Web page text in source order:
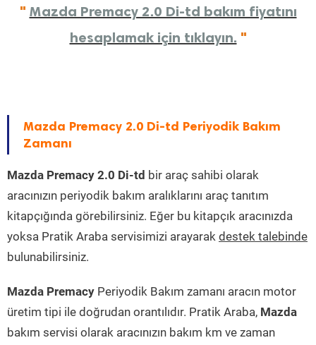
" Mazda Premacy 2.0 Di-td bakım fiyatını
hesaplamak için tıklayın. "
Mazda Premacy 2.0 Di-td Periyodik Bakım
Zamanı
Mazda Premacy 2.0 Di-td bir araç sahibi olarak
aracınızın periyodik bakım aralıklarını araç tanıtım
kitapçığında görebilirsiniz. Eğer bu kitapçık aracınızda
yoksa Pratik Araba servisimizi arayarak destek talebinde
bulunabilirsiniz.
Mazda Premacy Periyodik Bakım zamanı aracın motor
üretim tipi ile doğrudan orantılıdır. Pratik Araba, Mazda
bakım servisi olarak aracınızın bakım km ve zaman